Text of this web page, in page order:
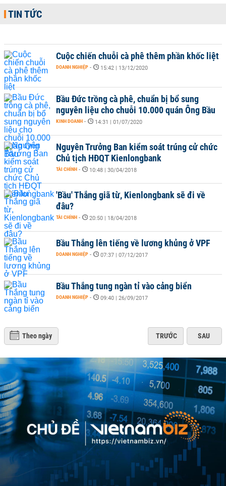
TIN TỨC
Cuộc chiến chuỗi cà phê thêm phần khốc liệt
DOANH NGHIỆP - 15:42 | 13/12/2020
Bầu Đức trồng cà phê, chuẩn bị bổ sung
nguyên liệu cho chuỗi 10.000 quán Ông Bầu
KINH DOANH - 14:31 | 01/07/2020
Nguyên Trưởng Ban kiểm soát trúng cử chức
Chủ tịch HĐQT Kienlongbank
TÀI CHÍNH - 10:48 | 30/04/2018
'Bầu' Thắng giã từ, Kienlongbank sẽ đi về
đâu?
TÀI CHÍNH - 20:50 | 18/04/2018
Bầu Thắng lên tiếng về lương khủng ở VPF
DOANH NGHIỆP - 07:37 | 07/12/2017
Bầu Thắng tung ngàn tỉ vào cảng biển
DOANH NGHIỆP - 09:40 | 26/09/2017
Theo ngày TRƯỚC SAU